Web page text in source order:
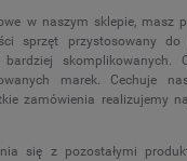
w naszym sklepie, masz
sprzęt przystosowany
skomplikowanych.
marek. Cechuje
zamówienia realizujemy
się z pozostałymi